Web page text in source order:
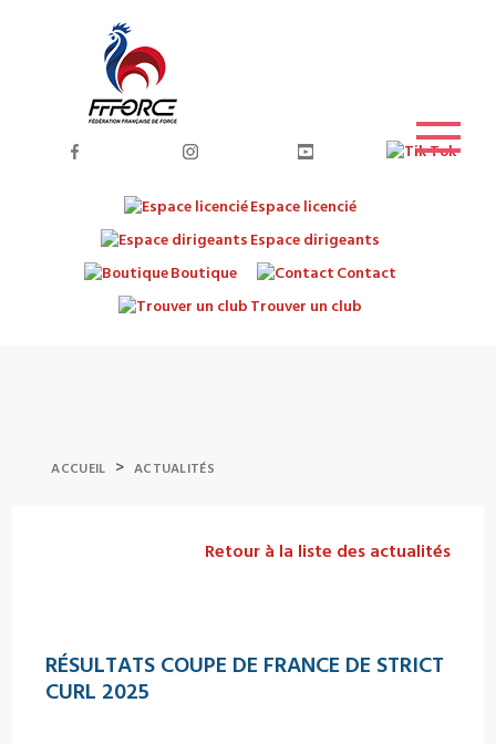
Espace licencié
Espace dirigeants
Boutique
Contact
Trouver un club
ACCUEIL > ACTUALITÉS
Retour à la liste des actualités
RÉSULTATS COUPE DE FRANCE DE STRICT
CURL 2025